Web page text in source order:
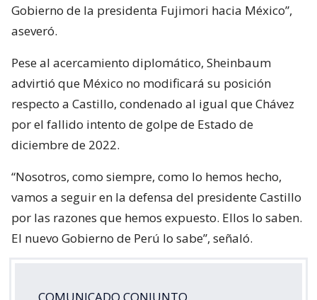
Gobierno de la presidenta Fujimori hacia México”,
aseveró.
Pese al acercamiento diplomático, Sheinbaum
advirtió que México no modificará su posición
respecto a Castillo, condenado al igual que Chávez
por el fallido intento de golpe de Estado de
diciembre de 2022.
“Nosotros, como siempre, como lo hemos hecho,
vamos a seguir en la defensa del presidente Castillo
por las razones que hemos expuesto. Ellos lo saben.
El nuevo Gobierno de Perú lo sabe”, señaló.